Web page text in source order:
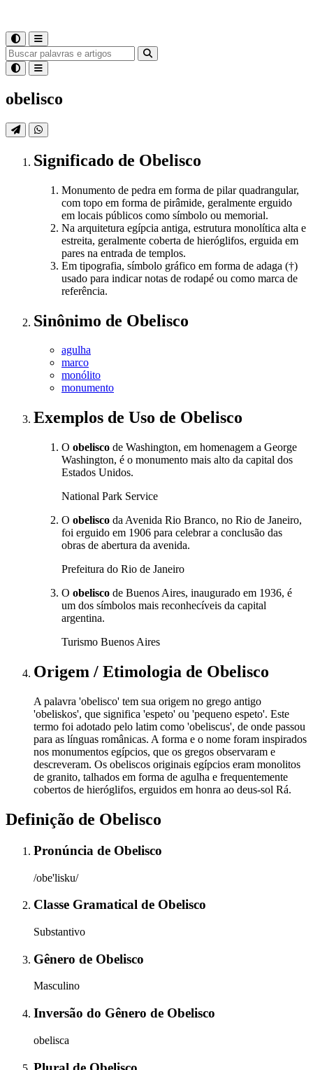
obelisco
Significado de Obelisco
Monumento de pedra em forma de pilar quadrangular,
com topo em forma de pirâmide, geralmente erguido
em locais públicos como símbolo ou memorial.
Na arquitetura egípcia antiga, estrutura monolítica alta e
estreita, geralmente coberta de hieróglifos, erguida em
pares na entrada de templos.
Em tipografia, símbolo gráfico em forma de adaga (†)
usado para indicar notas de rodapé ou como marca de
referência.
Sinônimo de Obelisco
agulha
marco
monólito
monumento
Exemplos de Uso de Obelisco
O obelisco de Washington, em homenagem a George
Washington, é o monumento mais alto da capital dos
Estados Unidos.
National Park Service
O obelisco da Avenida Rio Branco, no Rio de Janeiro,
foi erguido em 1906 para celebrar a conclusão das
obras de abertura da avenida.
Prefeitura do Rio de Janeiro
O obelisco de Buenos Aires, inaugurado em 1936, é
um dos símbolos mais reconhecíveis da capital
argentina.
Turismo Buenos Aires
Origem / Etimologia de Obelisco
A palavra 'obelisco' tem sua origem no grego antigo
'obeliskos', que significa 'espeto' ou 'pequeno espeto'. Este
termo foi adotado pelo latim como 'obeliscus', de onde passou
para as línguas românicas. A forma e o nome foram inspirados
nos monumentos egípcios, que os gregos observaram e
descreveram. Os obeliscos originais egípcios eram monolitos
de granito, talhados em forma de agulha e frequentemente
cobertos de hieróglifos, erguidos em honra ao deus-sol Rá.
Definição de Obelisco
Pronúncia de Obelisco
/obe'lisku/
Classe Gramatical de Obelisco
Substantivo
Gênero de Obelisco
Masculino
Inversão do Gênero de Obelisco
obelisca